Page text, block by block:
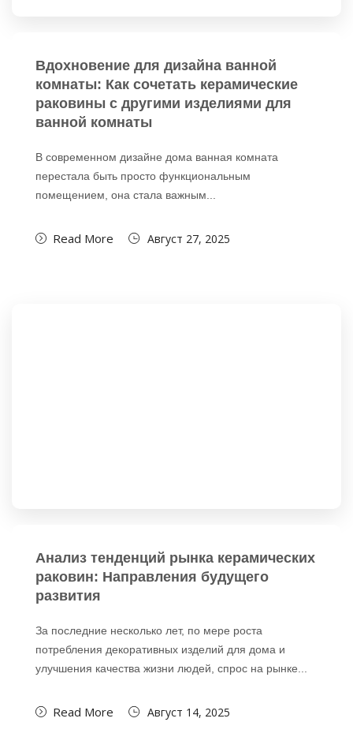
Вдохновение для дизайна ванной
комнаты: Как сочетать керамические
раковины с другими изделиями для
ванной комнаты
В современном дизайне дома ванная комната
перестала быть просто функциональным
помещением, она стала важным...
Read More Август 27, 2025
Анализ тенденций рынка керамических
раковин: Направления будущего
развития
За последние несколько лет, по мере роста
потребления декоративных изделий для дома и
улучшения качества жизни людей, спрос на рынке...
Read More Август 14, 2025